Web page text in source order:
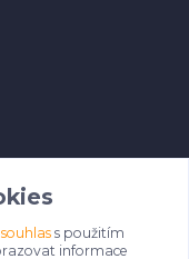
se může stát, že u
charakteru.
souhlass použitím
informace